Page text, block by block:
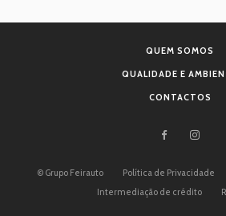
QUEM SOMOS
QUALIDADE E
CONTACTOS
© Grupo Feirauto Política de Privacidade
Intermediação de crédito